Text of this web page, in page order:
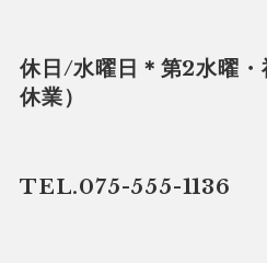
休日/水曜日＊第2水曜・
休業）
TEL.075-555-1136